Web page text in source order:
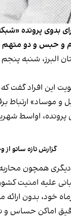
رای بدوی
و حبس و دو
شنبه
این افراد
ارتباط
اواسط
گزارش تازه ساتو
همچون
علیه امنیت
بدون ارائه
اماکن حساس و